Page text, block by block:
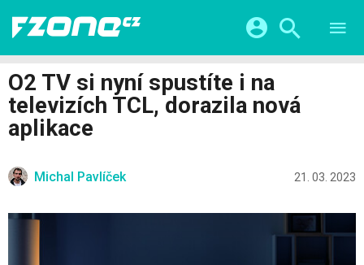
VIDEA
SERIÁLY
CHYTRÁ MĚSTA
ŽIVOT BUDOUCNOSTI
HRY A ZÁBAVA
Facebook Google
O2 TV si nyní spustíte i na
televizích TCL, dorazila nová
aplikace
Michal Pavlíček 21. 03. 2023